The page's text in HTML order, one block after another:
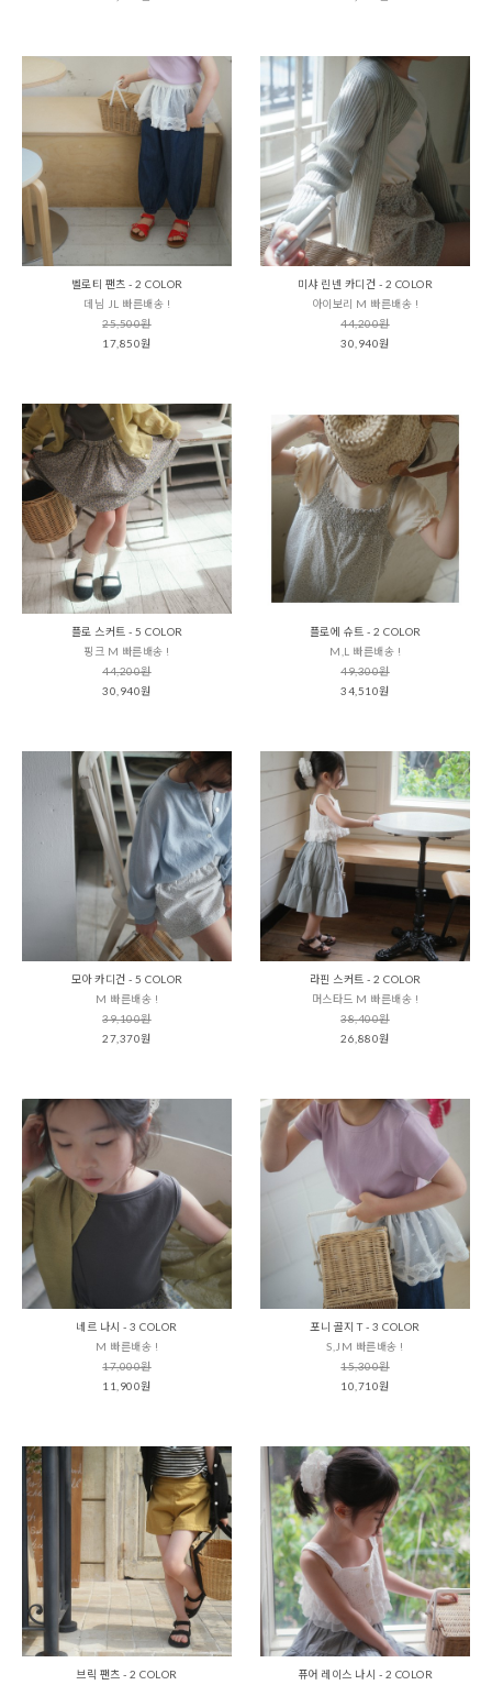
벨로티 팬츠 - 2 COLOR
데님 JL 빠른배송 !
25,500원
17,850원
미샤 린넨 카디건 - 2 COLOR
아이보리 M 빠른배송 !
44,200원
30,940원
플로 스커트 - 5 COLOR
핑크 M 빠른배송 !
44,200원
30,940원
플로에 슈트 - 2 COLOR
M,L 빠른배송 !
49,300원
34,510원
모아 카디건 - 5 COLOR
M 빠른배송 !
39,100원
27,370원
라핀 스커트 - 2 COLOR
머스타드 M 빠른배송 !
38,400원
26,880원
네르 나시 - 3 COLOR
M 빠른배송 !
17,000원
11,900원
포니 골지 T - 3 COLOR
S,JM 빠른배송 !
15,300원
10,710원
브릭 팬츠 - 2 COLOR
퓨어 레이스 나시 - 2 COLOR